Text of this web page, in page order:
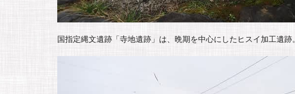
国指定縄文遺跡「寺地遺跡」は、晩期を中心にしたヒスイ加工遺跡。